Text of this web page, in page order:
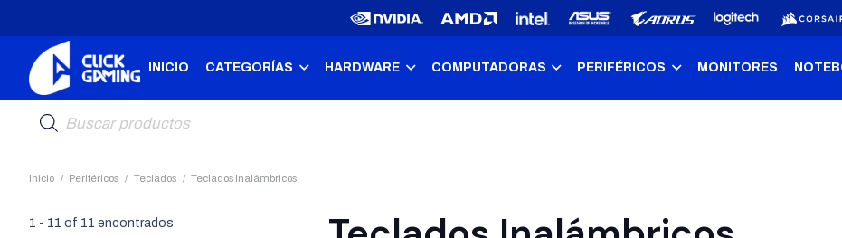
INICIO CATEGORÍAS HARDWARE COMPUTADORAS PERIFÉRICOS MONITORES
de
productos
Inicio / Periféricos / Teclados / Teclados Inalámbricos
1 - 11 of 11 encontrados